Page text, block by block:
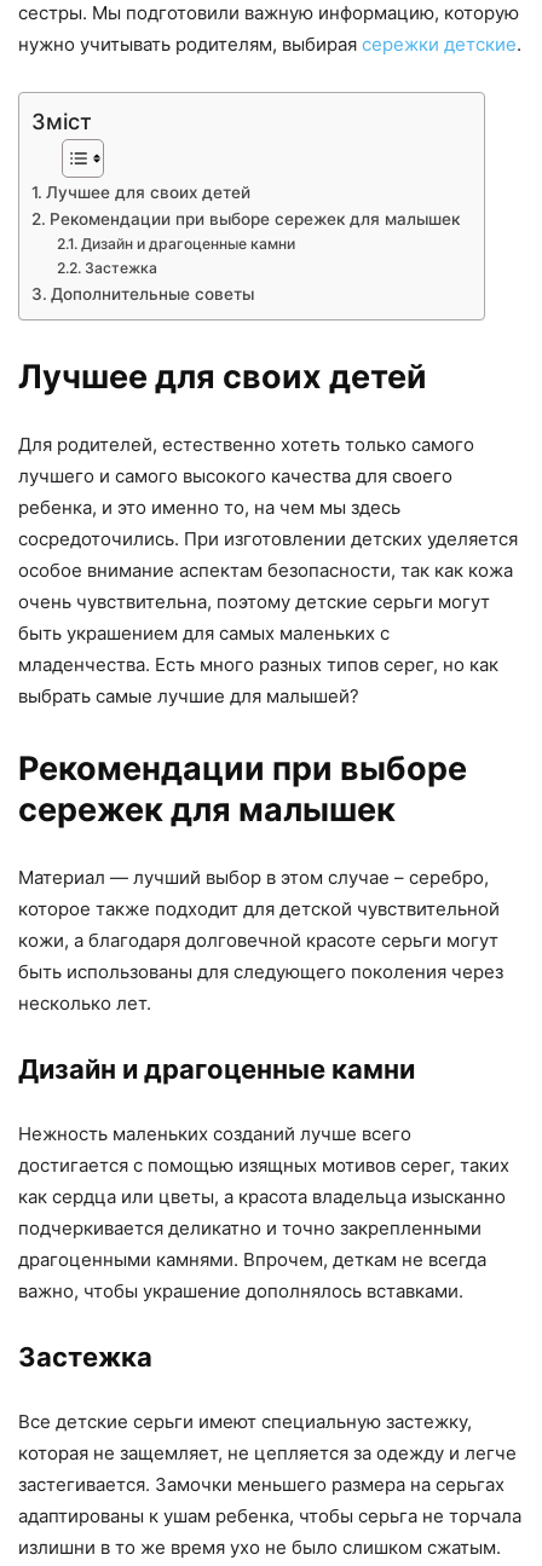
сестры. Мы подготовили важную информацию, которую
нужно учитывать родителям, выбирая сережки детские.
Зміст
Лучшее для своих детей
Рекомендации при выборе сережек для малышек
Дизайн и драгоценные камни
Застежка
Дополнительные советы
Лучшее для своих детей
Для родителей, естественно хотеть только самого
лучшего и самого высокого качества для своего
ребенка, и это именно то, на чем мы здесь
сосредоточились. При изготовлении детских уделяется
особое внимание аспектам безопасности, так как кожа
очень чувствительна, поэтому детские серьги могут
быть украшением для самых маленьких с
младенчества. Есть много разных типов серег, но как
выбрать самые лучшие для малышей?
Рекомендации при выборе
сережек для малышек
Материал — лучший выбор в этом случае – серебро,
которое также подходит для детской чувствительной
кожи, а благодаря долговечной красоте серьги могут
быть использованы для следующего поколения через
несколько лет.
Дизайн и драгоценные камни
Нежность маленьких созданий лучше всего
достигается с помощью изящных мотивов серег, таких
как сердца или цветы, а красота владельца изысканно
подчеркивается деликатно и точно закрепленными
драгоценными камнями. Впрочем, деткам не всегда
важно, чтобы украшение дополнялось вставками.
Застежка
Все детские серьги имеют специальную застежку,
которая не защемляет, не цепляется за одежду и легче
застегивается. Замочки меньшего размера на серьгах
адаптированы к ушам ребенка, чтобы серьга не торчала
излишни в то же время ухо не было слишком сжатым.